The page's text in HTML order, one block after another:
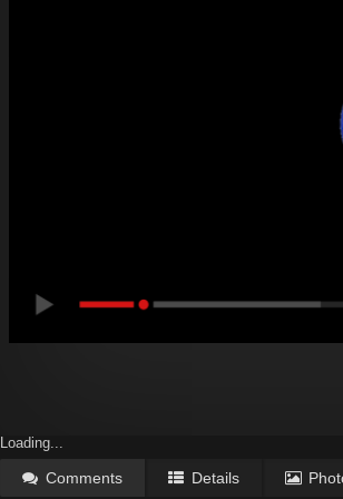
Loading...
Comments Details